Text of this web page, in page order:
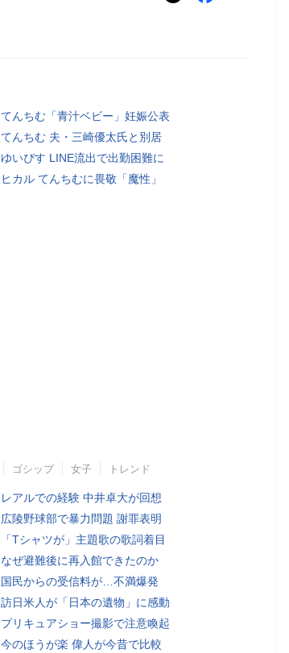
てんちむ「青汁ベビー」妊娠公表
てんちむ 夫・三崎優太氏と別居
ゆいぴす LINE流出で出勤困難に
ヒカル てんちむに畏敬「魔性」
ゴシップ 女子 トレンド
レアルでの経験 中井卓大が回想
広陵野球部で暴力問題 謝罪表明
「Tシャツが」主題歌の歌詞着目
なぜ避難後に再入館できたのか
国民からの受信料が…不満爆発
訪日米人が「日本の遺物」に感動
プリキュアショー撮影で注意喚起
今のほうが楽 偉人が今昔で比較